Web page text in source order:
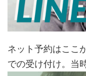
ネット予約はここ
での受け付け。当